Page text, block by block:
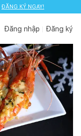
ĐĂNG KÝ NGAY!
Đăng nhập Đăng ký